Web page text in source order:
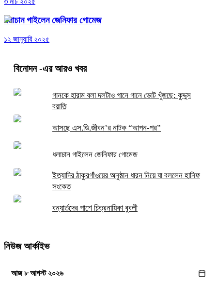
ধলাচান গাইলেন জেনিফার গোমেজ
১২ জানুয়ারি ২০২৫
বিনোদন-এর আরও খবর
গানকে হারাম বলা দলটাও গানে গানে ভোট খুঁজছে: কুদ্দুস
বয়াতি
আসছে এস.ডি.জীবন’র নাটক “আপন-পর”
ধলাচান গাইলেন জেনিফার গোমেজ
ইত্যাদির ঠাকুরগাঁওয়ের অনুষ্ঠান ধারন নিয়ে যা বললেন হানিফ
সংকেত
বন্যার্তদের পাশে চিত্রনায়িকা বুবলী
নিউজ আর্কাইভ
আজ ৮ আগস্ট ২০২৬